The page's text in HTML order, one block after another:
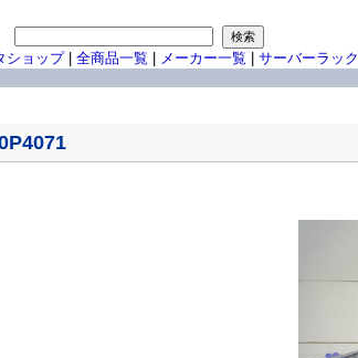
ショップ| 全商品一覧 メーカー一覧 サーバーラック